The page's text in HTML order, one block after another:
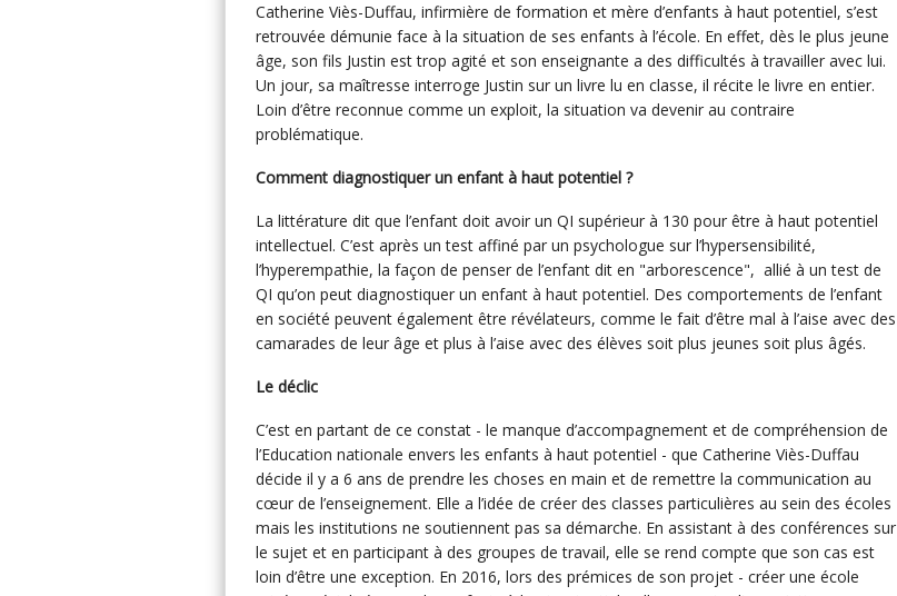
Catherine Viès-Duffau, infirmière de formation et mère d’enfants à haut potentiel, s’est
retrouvée démunie face à la situation de ses enfants à l’école. En effet, dès le plus jeune
âge, son fils Justin est trop agité et son enseignante a des difficultés à travailler avec lui.
Un jour, sa maîtresse interroge Justin sur un livre lu en classe, il récite le livre en entier.
Loin d’être reconnue comme un exploit, la situation va devenir au contraire
problématique.
Comment diagnostiquer un enfant à haut potentiel ?
La littérature dit que l’enfant doit avoir un QI supérieur à 130 pour être à haut potentiel
intellectuel. C’est après un test affiné par un psychologue sur l’hypersensibilité,
l’hyperempathie, la façon de penser de l’enfant dit en "arborescence", allié à un test de
QI qu’on peut diagnostiquer un enfant à haut potentiel. Des comportements de l’enfant
en société peuvent également être révélateurs, comme le fait d’être mal à l’aise avec des
camarades de leur âge et plus à l’aise avec des élèves soit plus jeunes soit plus âgés.
Le déclic
C’est en partant de ce constat - le manque d’accompagnement et de compréhension de
l’Education nationale envers les enfants à haut potentiel - que Catherine Viès-Duffau
décide il y a 6 ans de prendre les choses en main et de remettre la communication au
cœur de l’enseignement. Elle a l’idée de créer des classes particulières au sein des écoles
mais les institutions ne soutiennent pas sa démarche. En assistant à des conférences sur
le sujet et en participant à des groupes de travail, elle se rend compte que son cas est
loin d’être une exception. En 2016, lors des prémices de son projet - créer une école